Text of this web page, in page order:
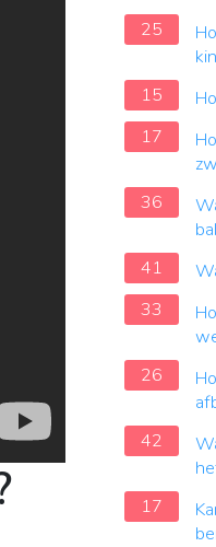
25
15
17
36
41
33
26
42
17